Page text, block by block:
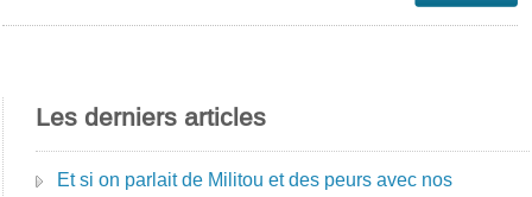
Les derniers articles
Et si on parlait de Militou et des peurs avec nos